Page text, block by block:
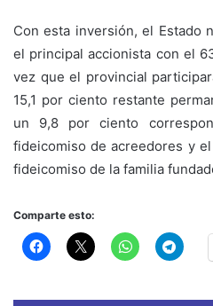
Con esta inversión, el Estado
el principal accionista con el
vez que el provincial
15,1 por ciento restante
un 9,8 por ciento
fideicomiso de acreedores y
fideicomiso de la familia
Comparte esto: